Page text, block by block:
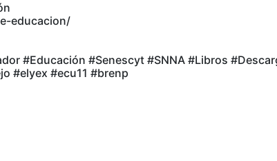
educacion/
#Educación #Senescyt #SNNA #Libros
#elyex #ecu11 #brenp